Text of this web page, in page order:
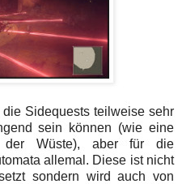
Sidequests teilweise sehr
sein können (wie eine
der Wüste), aber für die
allemal. Diese ist nicht
sondern wird auch von